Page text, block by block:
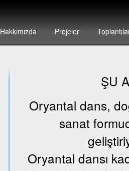
Hakkımızda Projeler
ŞU
Oryantal dans,
sanat
Oryantal dansı